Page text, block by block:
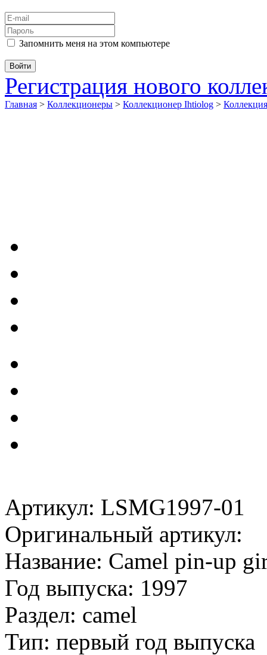
Запомнить меня на этом компьютере
Регистрация нового
Главная > Коллекционеры > Коллекционер Ihtiolog >
Артикул: LSMG1997-01
Оригинальный артикул:
Название: Camel pin-up
Год выпуска: 1997
Раздел: camel
Тип: первый год выпуска